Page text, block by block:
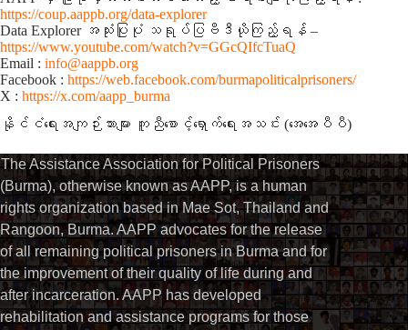
https://coup.aappb.org/data-explorer
Data Explorer အသုံးပြုပုံ သရုပ်ပြဗီဒီယိုကြည့်ရန် –
https://www.youtube.com/watch?v=GGcQIfcTuaQ
Email : info@aappb.org
Facebook : https://web.facebook.com/burmapoliticalprisoners/
X : https://x.com/aapp_burma
နိုင်ငံရေးအကျဉ်းသားများ ကူညီစောင့်ရှောက်ရေးအသင်း (အေအေပီပီ)⁩
The Assistance Association for Political Prisoners
(Burma), otherwise known as AAPP, is a human
rights organization based in Mae Sot, Thailand and
Rangoon, Burma. AAPP advocates for the release
of all remaining political prisoners in Burma and for
the improvement of their quality of life during and
after incarceration. AAPP has developed
rehabilitation and assistance programs for those